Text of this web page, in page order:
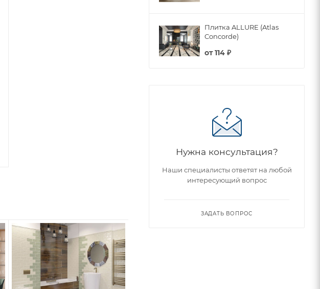
Плитка ALLURE (Atlas
Concorde)
от114 ₽
Нужна консультация?
Наши специалисты ответят на любой
интересующий вопрос
ЗАДАТЬ ВОПРОС